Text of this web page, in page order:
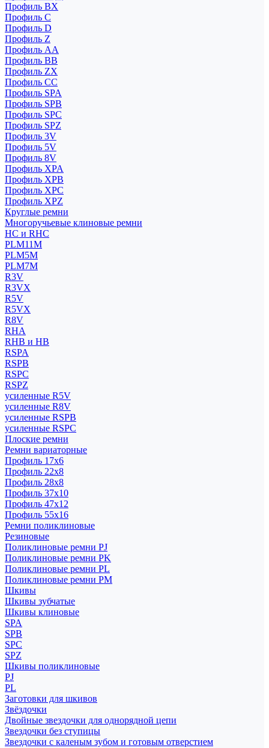
Профиль BX
Профиль C
Профиль D
Профиль Z
Профиль АА
Профиль BB
Профиль ZX
Профиль CC
Профиль SPA
Профиль SPB
Профиль SPC
Профиль SPZ
Профиль 3V
Профиль 5V
Профиль 8V
Профиль XPA
Профиль XPB
Профиль XPC
Профиль XPZ
Круглые ремни
Многоручьевые клиновые ремни
HC и RHC
PLM11M
PLM5M
PLM7M
R3V
R3VX
R5V
R5VX
R8V
RHA
RHB и HB
RSPA
RSPB
RSPC
RSPZ
усиленные R5V
усиленные R8V
усиленные RSPB
усиленные RSPC
Плоские ремни
Ремни вариаторные
Профиль 17x6
Профиль 22x8
Профиль 28x8
Профиль 37x10
Профиль 47x12
Профиль 55x16
Ремни поликлиновые
Резиновые
Поликлиновые ремни PJ
Поликлиновые ремни PK
Поликлиновые ремни PL
Поликлиновые ремни PM
Шкивы
Шкивы зубчатые
Шкивы клиновые
SPA
SPB
SPC
SPZ
Шкивы поликлиновые
PJ
PL
Заготовки для шкивов
Звёздочки
Двойные звездочки для однорядной цепи
Звездочки без ступицы
Звездочки с каленым зубом и готовым отверстием